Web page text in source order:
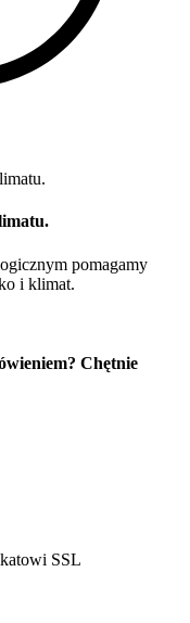
pomagamy
i klimat.
Chętnie
SSL